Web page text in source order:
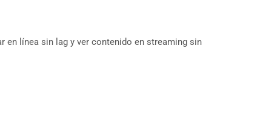
en línea sin lag y ver contenido en streaming sin